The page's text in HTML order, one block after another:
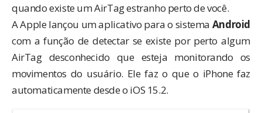
quando existe um AirTag estranho perto de você.
AApple lançou um aplicativo para o sistema Android
com a função de detectar se existe por perto algum
AirTag desconhecido que esteja monitorando os
movimentos do usuário. Ele faz o que o iPhone faz
automaticamente desde o iOS 15.2.